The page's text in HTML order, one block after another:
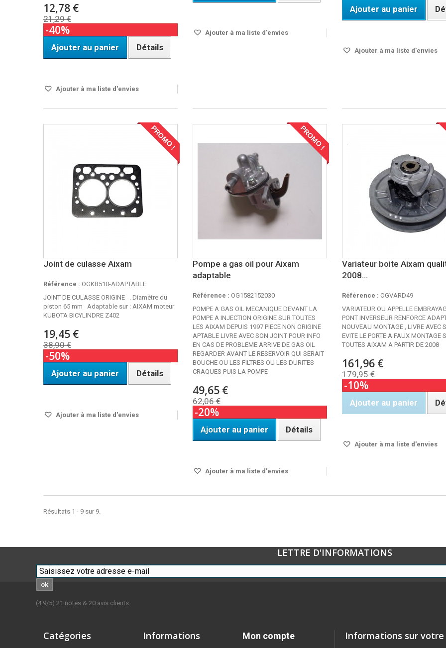
12,78 €
21,29 €
-40%
Ajouter au panier Détails
Ajouter à ma liste d'envies
Ajouter à ma liste d'envies
Ajouter au panier
Ajouter à ma liste d'envies
PROMO !
Joint de culasse Aixam
Référence : OGKB510-ADAPTABLE
JOINT DE CULASSE ORIGINE . Diamètre du
piston 65 mm Adaptable sur : AIXAM moteur
KUBOTA BICYLINDRE Z402
19,45 €
38,90 €
-50%
Ajouter au panier Détails
Ajouter à ma liste d'envies
PROMO !
Pompe a gas oil pour Aixam
adaptable
Référence : OG1582152030
POMPE A GAS OIL MECANIQUE DEVANT LA
POMPE A INJECTION ORIGINE SUR TOUTES
LES AIXAM DEPUIS 1997 PIECE NON ORIGINE
APTABLE LIVRE AVEC SON JOINT POUR INFO
EN CAS DE PROBLEME ARRIVE DE GAS OIL
REGARDER AVANT LE RESERVOIR QUI SERAIT
BOUCHE OU LES FILTRES OU LES DURITES
CRAQUES PUIS LA POMPE
49,65 €
62,06 €
-20%
Ajouter au panier Détails
Ajouter à ma liste d'envies
Variateur boite Aixam
2008...
Référence : OGVARD49
VARIATEUR OU APPELLE
PONT INVERSEUR RENFORCE
NOUVEAU MONTAGE , LIVRE AVEC
EVITE LE PORTE A FAUX MONTAGE
TOUTES AIXAM A PARTIR DE 2008
161,96 €
179,95 €
-10%
Ajouter au panier
Ajouter à ma liste d'envies
Résultats 1 - 9 sur 9.
LETTRE D'INFORMATIONS
ok
(4.9/5) 21 notes & 20 avis clients
Catégories Informations Mon compte Informations sur